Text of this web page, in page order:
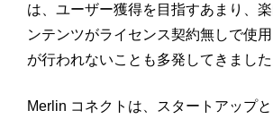
は、ユーザー獲得を目指すあまり、
ンテンツがライセンス契約無しで使
が行われないことも多発してきました
Merlin コネクトは、スタートアップ